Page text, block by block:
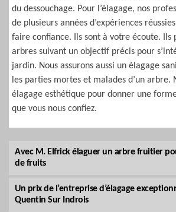
du dessouchage. Pour l’élagage, nos
de plusieurs années d’expériences
faire confiance. Ils sont à votre écoute. Ils
arbres suivant un objectif précis pour
jardin. Nous assurons aussi un élagage
les parties mortes et malades d’un arbre.
élagage esthétique pour donner une
que vous nous confiez.
Avec M. Elfrick élaguer un arbre fruitier
de fruits
Un prix de l’entreprise d’élagage
Quentin Sur Indrois